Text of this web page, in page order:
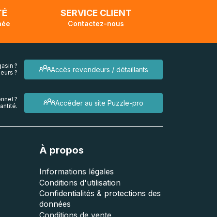
SERVICE CLIENT
Contactez-nous
Accès revendeurs / détaillants
?
?
Accéder au site Puzzle-pro
?
À propos
Informations légales
Conditions d'utilisation
Confidentialités & protections des
données
Conditions de vente